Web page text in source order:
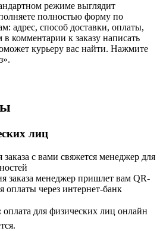
режиме выглядит
полностью форму по
адрес, способ доставки, оплаты,
комментарии к заказу написать
курьеру вас найти. Нажмите
лиц
с вами свяжется менеджер для
заказа менеджер пришлет вам QR-
оплаты через интернет-банк
оплата для физических лиц онлайн